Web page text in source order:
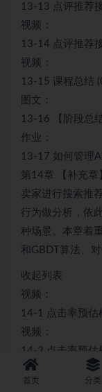
13-13 点评推荐
视频：
13-14 点评推荐
视频：
13-15 课程总结
图文：
13-16 【阶段总
作业：
13-17 如何管理
第14章 【补充
卖家进行搜索推
行为做分析，依
种场景。本章着
和GBDT算法、
收起列表
视频：
14-1 点击率预估
视频：
14-2 点击率预估
视频：
首页 分类